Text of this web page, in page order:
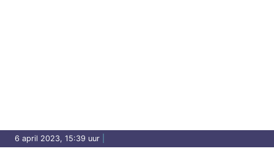
6 april 2023, 15:39 uur